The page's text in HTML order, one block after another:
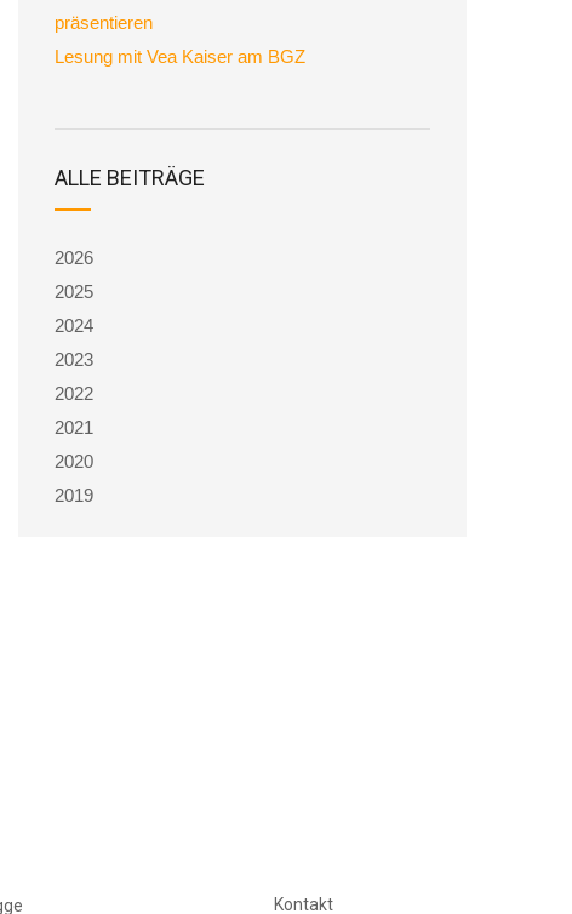
präsentieren
Lesung mit Vea Kaiser am BGZ
ALLE BEITRÄGE
2026
2025
2024
2023
2022
2021
2020
2019
Kontakt